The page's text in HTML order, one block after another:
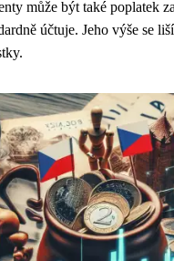
může být také poplatek
účtuje. Jeho výše se